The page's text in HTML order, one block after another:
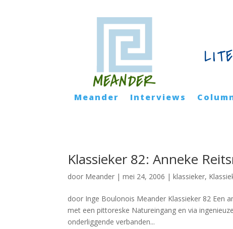
Meander Interviews
Klassieker 82: Anneke
door Meander |mei 24, 2006 |klassieker,
door Inge Boulonois Meander Klassieker 82 Een
met een pittoreske Natureingang en via
onderliggende verbanden...